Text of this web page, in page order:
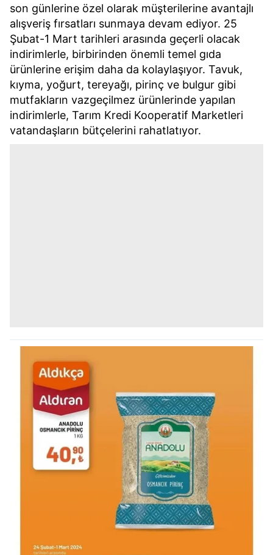
son günlerine özel olarak müşterilerine avantajlı
alışveriş fırsatları sunmaya devam ediyor. 25
Şubat-1 Mart tarihleri arasında geçerli olacak
indirimlerle, birbirinden önemli temel gıda
ürünlerine erişim daha da kolaylaşıyor. Tavuk,
kıyma, yoğurt, tereyağı, pirinç ve bulgur gibi
mutfakların vazgeçilmez ürünlerinde yapılan
indirimlerle, Tarım Kredi Kooperatif Marketleri
vatandaşların bütçelerini rahatlatıyor.